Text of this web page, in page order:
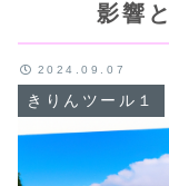
影響
きりんツール１
2024.09.07